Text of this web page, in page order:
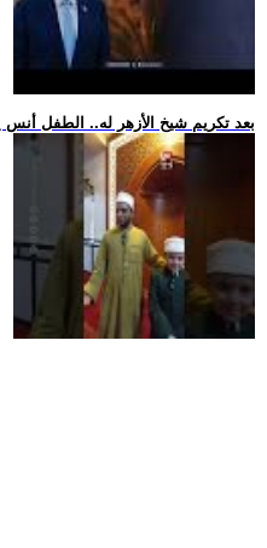
.. بعد تكريم شيخ الأزهر له.. الطفل أنس